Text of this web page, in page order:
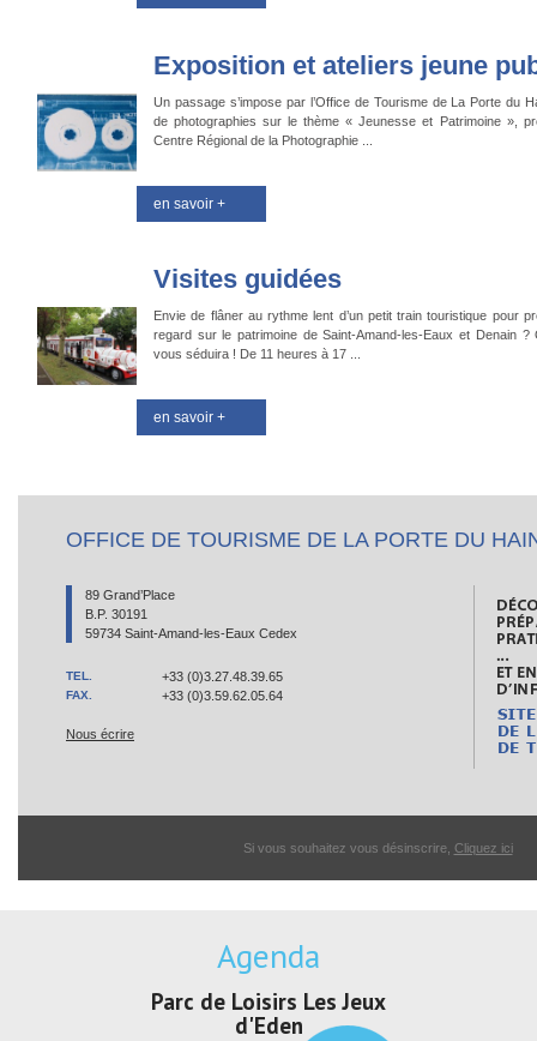
Exposition et ateliers jeune
Un passage s’impose par l’Office de Tourisme de La Porte du
de photographies sur le thème « Jeunesse et Patrimoine »,
Centre Régional de la Photographie ...
en savoir +
Visites guidées
Envie de flâner au rythme lent d’un petit train touristique pour
regard sur le patrimoine de Saint-Amand-les-Eaux et Denain ?
vous séduira ! De 11 heures à 17 ...
en savoir +
OFFICE DE TOURISME DE LA PORTE DU
89 Grand’Place
B.P. 30191
59734 Saint-Amand-les-Eaux Cedex
TEL. +33 (0)3.27.48.39.65
FAX. +33 (0)3.59.62.05.64
Nous écrire
Si vous souhaitez vous désinscrire, Cliquez ici
Agenda
Exposition "Lucien Jonas -
Au pays du charbon ...